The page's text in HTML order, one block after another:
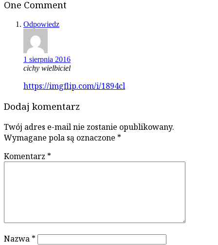
One Comment
Odpowiedz
1 sierpnia 2016
cichy wielbiciel
https://imgflip.com/i/1894cl
Dodaj komentarz
Twój adres e-mail nie zostanie opublikowany.
Wymagane pola są oznaczone *
Komentarz *
Nazwa *